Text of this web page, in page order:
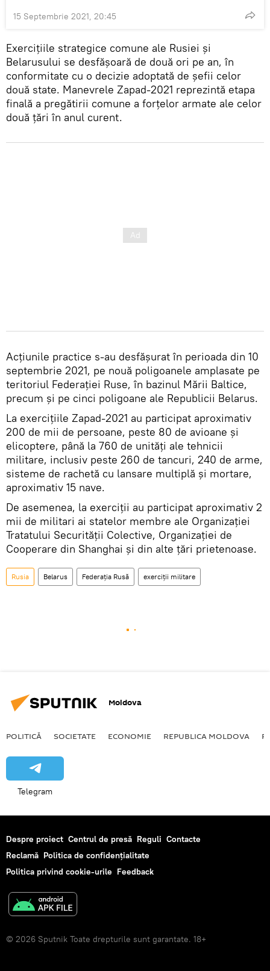
15 Septembrie 2021, 20:45
Exercițiile strategice comune ale Rusiei și
Belarusului se desfășoară de două ori pe an, în
conformitate cu o decizie adoptată de șefii celor
două state. Manevrele Zapad-2021 reprezintă etapa
finală a pregătirii comune a forțelor armate ale celor
două țări în anul curent.
Acțiunile practice s-au desfășurat în perioada din 10
septembrie 2021, pe nouă poligoanele amplasate pe
teritoriul Federației Ruse, în bazinul Mării Baltice,
precum și pe cinci poligoane ale Republicii Belarus.
La exercițiile Zapad-2021 au participat aproximativ
200 de mii de persoane, peste 80 de avioane și
elicoptere, până la 760 de unități ale tehnicii
militare, inclusiv peste 260 de tancuri, 240 de arme,
sisteme de rachetă cu lansare multiplă și mortare,
aproximativ 15 nave.
De asemenea, la exerciții au participat aproximativ 2
mii de militari ai statelor membre ale Organizației
Tratatului Securității Colective, Organizației de
Cooperare din Shanghai și din alte țări prietenoase.
Rusia Belarus Federația Rusă exerciții militare
Moldova
POLITICĂ SOCIETATE ECONOMIE REPUBLICA MOLDOVA
Telegram
Despre proiect Centrul de presă Reguli Contacte
Reclamă Politica de confidențialitate
Politica privind cookie-urile Feedback
© 2026 Sputnik Toate drepturile sunt garantate. 18+